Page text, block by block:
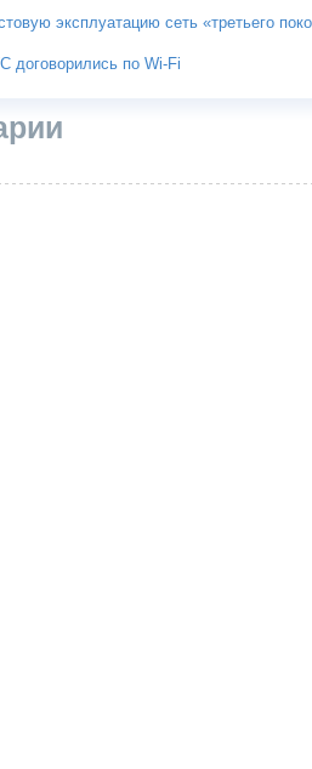
эксплуатацию сеть «третьего
договорились по Wi-Fi